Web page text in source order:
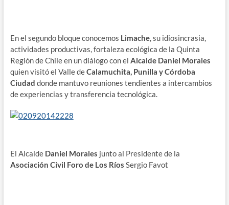
En el segundo bloque conocemos Limache, su idiosincrasia,
actividades productivas, fortaleza ecológica de la Quinta
Región de Chile en un diálogo con el Alcalde Daniel Morales
quien visitó el Valle deCalamuchita, Punilla y Córdoba
Ciudad donde mantuvo reuniones tendientes a intercambios
de experiencias y transferencia tecnológica.
El AlcaldeDaniel Morales junto al Presidente de la
Asociación Civil Foro de Los Ríos Sergio Favot